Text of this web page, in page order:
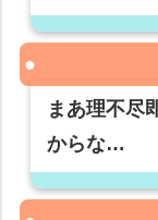
まあ理不尽
からな…